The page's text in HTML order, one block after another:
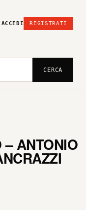
ACCEDI REGISTRATI
CERCA
– ANTONIO